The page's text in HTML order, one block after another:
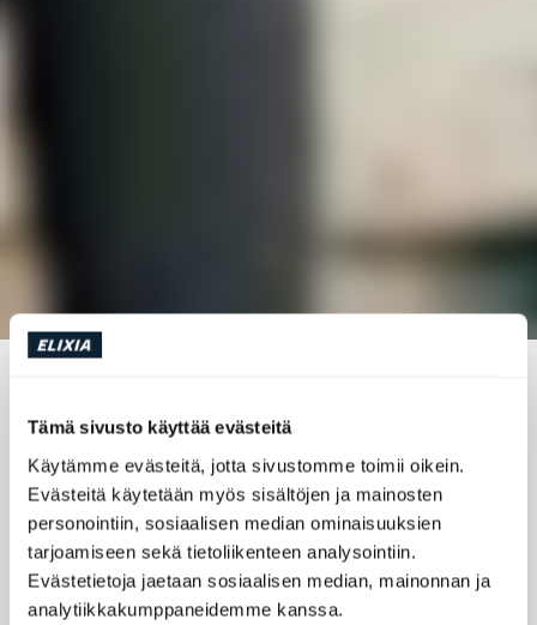
Tämä sivusto käyttää evästeitä
Käytämme evästeitä, jotta sivustomme toimii oikein.
Evästeitä käytetään myös sisältöjen ja mainosten
personointiin, sosiaalisen median ominaisuuksien
tarjoamiseen sekä tietoliikenteen analysointiin.
Evästetietoja jaetaan sosiaalisen median, mainonnan ja
analytiikkakumppaneidemme kanssa.
UUDENVUODENLUPAUKSESI
Treenaamisen aloittaminen, painon pudottaminen ja
karkkilakko. Nämä ovat kolme yleisintä
uudenvuodenlupausta, jotka monet suomalaiset
yrittävät pitää. Ravitsemusneuvojamme listaa viisi
yleistä uudenvuodenlupausta ja antaa vinkkejä siitä,